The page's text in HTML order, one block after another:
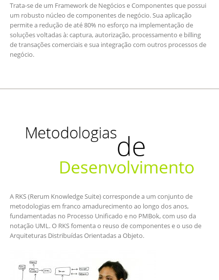
Trata-se de um Framework de Negócios e Componentes que possui
um robusto núcleo de componentes de negócio. Sua aplicação
permite a redução de até 80% no esforço na implementação de
soluções voltadas à: captura, autorização, processamento e billing
de transações comerciais e sua integração com outros processos de
negócio.
A RKS (Rerum Knowledge Suite) corresponde a um conjunto de
metodologias em franco amadurecimento ao longo dos anos,
fundamentadas no Processo Unificado e no PMBok, com uso da
notação UML. O RKS fomenta o reuso de componentes e o uso de
Arquiteturas Distribuídas Orientadas a Objeto.